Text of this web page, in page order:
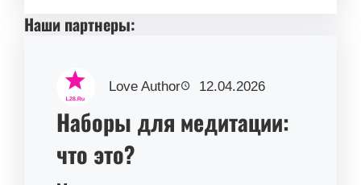
Наши партнеры:
Love Author 12.04.2026
Наборы для медитации:
что это?